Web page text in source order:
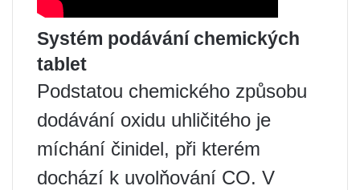
Systém podávání chemických
tablet
Podstatou chemického způsobu
dodávání oxidu uhličitého je
míchání činidel, při kterém
dochází k uvolňování CO. V